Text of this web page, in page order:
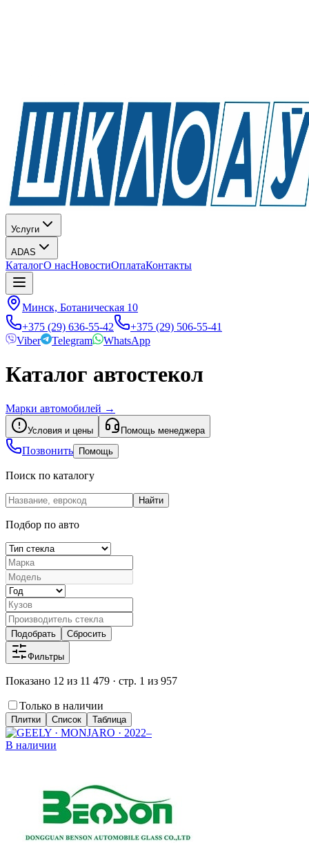
Услуги
ADAS
КаталогО насНовостиОплатаКонтакты
Минск, Ботаническая 10
+375 (29) 636-55-42
+375 (29) 506-55-41
Viber
Telegram WhatsApp
Каталог автостекол
Марки автомобилей →
Условия и цены Помощь менеджера
Позвонить Помощь
Поиск по каталогу
Найти
Подбор по авто
Подобрать Сбросить
Фильтры
Показано 12 из 11 479 · стр. 1 из 957
Только в наличии
Плитки Список Таблица
В наличии